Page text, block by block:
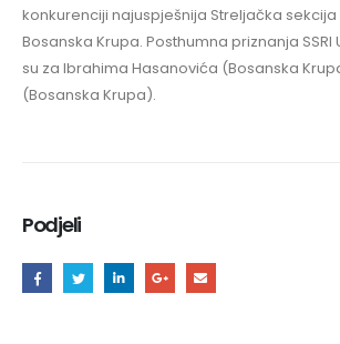
konkurenciji najuspješnija Streljačka sekcija
Bosanska Krupa. Posthumna priznanja
su za Ibrahima Hasanovića (Bosanska
(Bosanska Krupa).
Podjeli